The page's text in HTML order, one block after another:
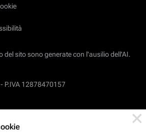
del sito sono generate con l'ausilio dell'AI.
P.IVA 12878470157